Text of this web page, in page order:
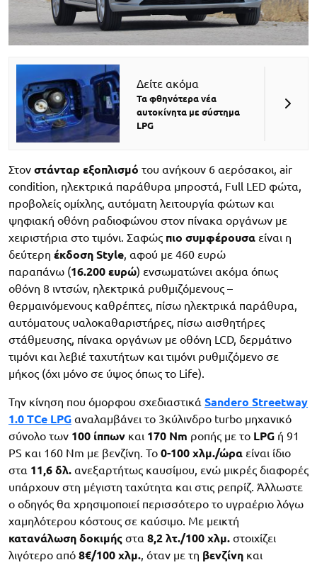
Δείτε ακόμα
Τα φθηνότερα νέα
αυτοκίνητα με σύστημα
LPG
Στον στάνταρ εξοπλισμό του ανήκουν 6 αερόσακοι, air
condition, ηλεκτρικά παράθυρα μπροστά, Full LED φώτα,
προβολείς ομίχλης, αυτόματη λειτουργία φώτων και
ψηφιακή οθόνη ραδιοφώνου στον πίνακα οργάνων με
χειριστήρια στο τιμόνι. Σαφώς πιο συμφέρουσα είναι η
δεύτερη έκδοση Style, αφού με 460 ευρώ
παραπάνω (16.200 ευρώ) ενσωματώνει ακόμα όπως
οθόνη 8 ιντσών, ηλεκτρικά ρυθμιζόμενους –
θερμαινόμενους καθρέπτες, πίσω ηλεκτρικά παράθυρα,
αυτόματους υαλοκαθαριστήρες, πίσω αισθητήρες
στάθμευσης, πίνακα οργάνων με οθόνη LCD, δερμάτινο
τιμόνι και λεβιέ ταχυτήτων και τιμόνι ρυθμιζόμενο σε
μήκος (όχι μόνο σε ύψος όπως το Life).
Την κίνηση που όμορφου σχεδιαστικά Sandero Streetway
1.0 TCe LPG αναλαμβάνει το 3κύλινδρο turbo μηχανικό
σύνολο των 100 ίππων και 170 Nm ροπής με το LPG ή 91
PS και 160 Nm με βενζίνη. Το 0-100 χλμ./ώρα είναι ίδιο
στα 11,6 δλ. ανεξαρτήτως καυσίμου, ενώ μικρές διαφορές
υπάρχουν στη μέγιστη ταχύτητα και στις ρεπρίζ. Άλλωστε
ο οδηγός θα χρησιμοποιεί περισσότερο το υγραέριο λόγω
χαμηλότερου κόστους σε καύσιμο. Με μεικτή
κατανάλωση δοκιμής στα 8,2 λτ./100 χλμ. στοιχίζει
λιγότερο από 8€/100 χλμ., όταν με τη βενζίνη και